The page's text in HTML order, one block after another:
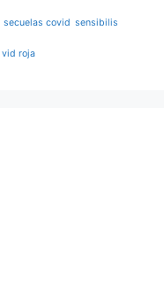
secuelas covid sensibilis
vid roja